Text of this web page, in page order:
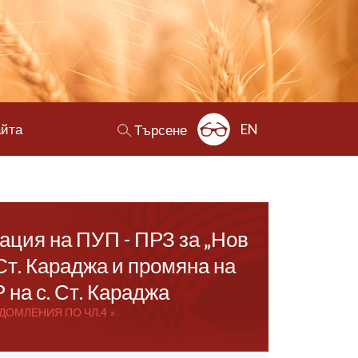
Търсене EN
на ПУП - ПРЗ за „Нов
Караджа и промяна на
с. Ст. Караджа
ПО ЧЛ.4